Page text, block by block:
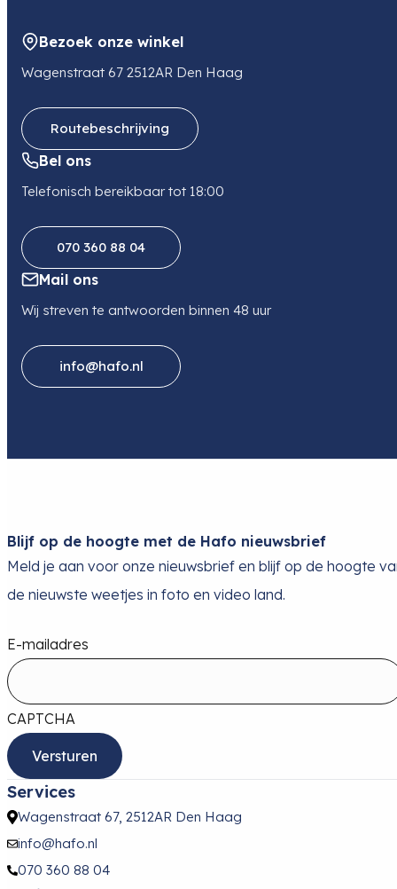
Brandpunt
t/m 200 mm
Lensmount
Fujifilm X-Mount
Bezoek onze winkel
Wagenstraat 67 2512AR Den Haag
Routebeschrijving
Bel ons
Telefonisch bereikbaar tot 18:00
070 360 88 04
Mail ons
Wij streven te antwoorden binnen 48 uur
info@hafo.nl
Blijf op de hoogte met de Hafo nieuwsbrief
Meld je aan voor onze nieuwsbrief en blijf op de hoogte
de nieuwste weetjes in foto en video land.
E-mailadres
CAPTCHA
Services
Wagenstraat 67, 2512AR Den Haag
info@hafo.nl
070 360 88 04